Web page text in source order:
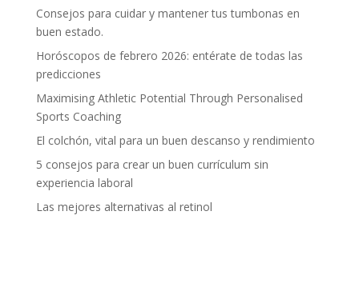
Consejos para cuidar y mantener tus tumbonas en
buen estado.
Horóscopos de febrero 2026: entérate de todas las
predicciones
Maximising Athletic Potential Through Personalised
Sports Coaching
El colchón, vital para un buen descanso y rendimiento
5 consejos para crear un buen currículum sin
experiencia laboral
Las mejores alternativas al retinol